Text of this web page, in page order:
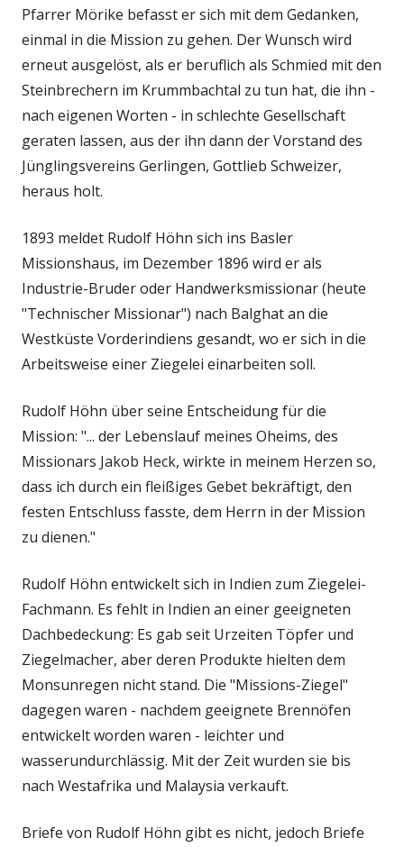
Pfarrer Mörike befasst er sich mit dem Gedanken,
einmal in die Mission zu gehen. Der Wunsch wird
erneut ausgelöst, als er beruflich als Schmied mit den
Steinbrechern im Krummbachtal zu tun hat, die ihn -
nach eigenen Worten - in schlechte Gesellschaft
geraten lassen, aus der ihn dann der Vorstand des
Jünglingsvereins Gerlingen, Gottlieb Schweizer,
heraus holt.
1893 meldet Rudolf Höhn sich ins Basler
Missionshaus, im Dezember 1896 wird er als
Industrie-Bruder oder Handwerksmissionar (heute
"Technischer Missionar") nach Balghat an die
Westküste Vorderindiens gesandt, wo er sich in die
Arbeitsweise einer Ziegelei einarbeiten soll.
Rudolf Höhn über seine Entscheidung für die
Mission: "... der Lebenslauf meines Oheims, des
Missionars Jakob Heck, wirkte in meinem Herzen so,
dass ich durch ein fleißiges Gebet bekräftigt, den
festen Entschluss fasste, dem Herrn in der Mission
zu dienen."
Rudolf Höhn entwickelt sich in Indien zum Ziegelei-
Fachmann. Es fehlt in Indien an einer geeigneten
Dachbedeckung: Es gab seit Urzeiten Töpfer und
Ziegelmacher, aber deren Produkte hielten dem
Monsunregen nicht stand. Die "Missions-Ziegel"
dagegen waren - nachdem geeignete Brennöfen
entwickelt worden waren - leichter und
wasserundurchlässig. Mit der Zeit wurden sie bis
nach Westafrika und Malaysia verkauft.
Briefe von Rudolf Höhn gibt es nicht, jedoch Briefe